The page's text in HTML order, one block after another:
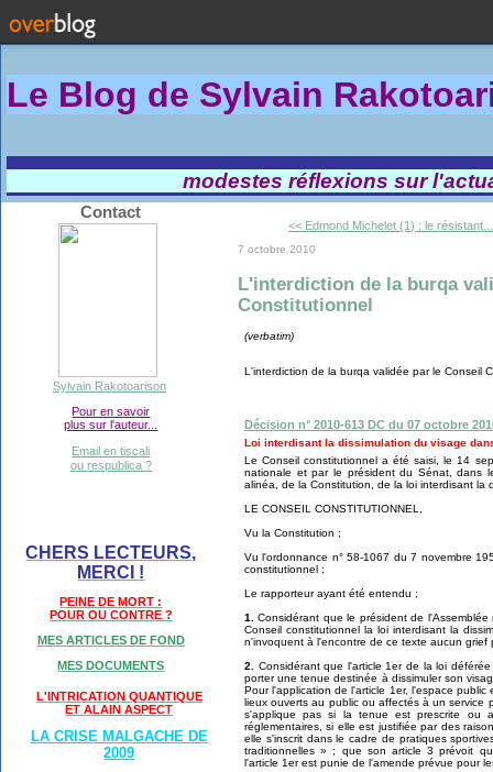
Le Blog de Sylvain Rakotoa
modestes réflexions sur
Contact
Sylvain Rakotoarison
Pour en savoir
plus sur l'auteur...
Email en tiscali
ou respublica ?
CHERS LECTEURS,
MERCI !
PEINE DE MORT :
POUR OU CONTRE ?
MES ARTICLES DE FOND
MES DOCUMENTS
L'INTRICATION QUANTIQUE
ET ALAIN ASPECT
LA CRISE MALGACHE DE
2009
<< Edmond Michelet (1) : le résistant...
7 octobre 2010
L'interdiction de la burqa
Constitutionnel
(verbatim)
L'interdiction de la burqa validée par le Conseil
Décision n° 2010-613 DC du 07 octobre
Loi interdisant la dissimulation du visage
Le Conseil constitutionnel a été saisi, le 14
nationale et par le président du Sénat, dans
alinéa, de la Constitution, de la loi interdisant la
LE CONSEIL CONSTITUTIONNEL,
Vu la Constitution ;
Vu l'ordonnance n° 58-1067 du 7 novembre
constitutionnel ;
Le rapporteur ayant été entendu ;
1.
Considérant que le président de
Conseil constitutionnel la loi interdisant la
n'invoquent à l'encontre de ce texte aucun grief
2.
Considérant que l'article 1er de la loi
porter une tenue destinée à dissimuler son
Pour l'application de l'article 1er, l'espace
lieux ouverts au public ou affectés à un service
s'applique pas si la tenue est prescrite ou
réglementaires, si elle est justifiée par des
elle s'inscrit dans le cadre de pratiques
traditionnelles » ; que son article 3 prévoit
l'article 1er est punie de l'amende prévue pour